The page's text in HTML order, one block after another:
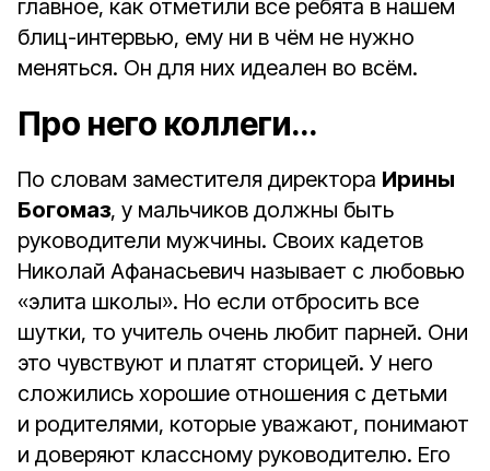
главное, как отметили все ребята в нашем
блиц-интервью, ему ни в чём не нужно
меняться. Он для них идеален во всём.
Про него коллеги…
По словам заместителя директора Ирины
Богомаз, у мальчиков должны быть
руководители мужчины. Своих кадетов
Николай Афанасьевич называет с любовью
«элита школы». Но если отбросить все
шутки, то учитель очень любит парней. Они
это чувствуют и платят сторицей. У него
сложились хорошие отношения с детьми
и родителями, которые уважают, понимают
и доверяют классному руководителю. Его